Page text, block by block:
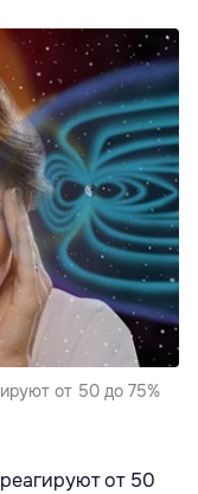
от 50 до 75%
от 50